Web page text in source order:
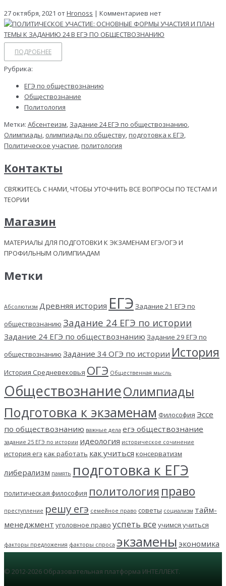
27 октября, 2021 отHronoss | Комментариев нет
ПОДРОБНЕЕ
Рубрика:
ЕГЭ по обществознанию
Обществознание
Политология
Метки: Абсентеизм, Задание 24 ЕГЭ по обществознанию,
Олимпиады, олимпиады по обществу,подготовка к ЕГЭ,
Политическое участие,политология
Контакты
СВЯЖИТЕСЬ С НАМИ, ЧТОБЫ УТОЧНИТЬ ВСЕ ВОПРОСЫ ПО ТЕСТАМ И
ТЕОРИИ
Магазин
МАТЕРИАЛЫ ДЛЯ ПОДГОТОВКИ К ЭКЗАМЕНАМ ЕГЭ/ОГЭ И
ПРОФИЛЬНЫМ ОЛИМПИАДАМ
Метки
Абсолютизм Древняя история ЕГЭ Задание 21 ЕГЭ по
обществознанию Задание 24 ЕГЭ по истории
Задание 24 ЕГЭ по обществознанию Задание 29 ЕГЭ по
обществознанию Задание 34 ОГЭ по истории История
История Средневековья ОГЭ Общественная мысль
ОбществознаниеОлимпиады
Подготовка к экзаменам Философия Эссе
по обществознанию важные дела егэ обществознание
задание 25 ЕГЭ по истории идеология историческое сочинение
история егэ как работать как учиться консерватизм
либерализм память подготовка к ЕГЭ
политическая философия политология право
преступление решу егэ семейное право советы социализм тайм-
менеджмент уголовное право успеть все учимся учиться
факторы предложения факторы спроса экзамены экономика
© 2012-2026 Образовательная платформа ИНТЕЛЛЕКТ.